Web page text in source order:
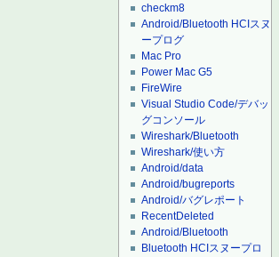
checkm8
Android/Bluetooth HCIスヌ
ープログ
Mac Pro
Power Mac G5
FireWire
Visual Studio Code/デバッ
グコンソール
Wireshark/Bluetooth
Wireshark/使い方
Android/data
Android/bugreports
Android/バグレポート
RecentDeleted
Android/Bluetooth
Bluetooth HCIスヌープロ